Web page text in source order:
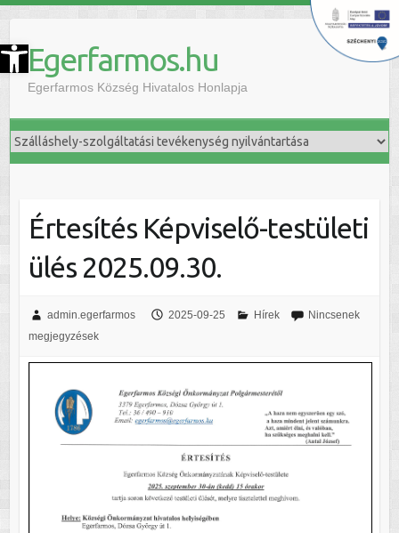
Eszköztár megnyitása Egerfarmos.hu
Egerfarmos Község Hivatalos Honlapja
Értesítés Képviselő-testületi
ülés 2025.09.30.
admin.egerfarmos 2025-09-25 Hírek
Nincsenek
megjegyzések